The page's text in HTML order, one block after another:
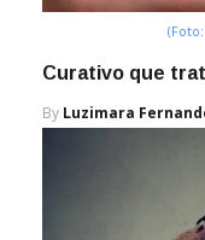
Curativo que
By Luzimara